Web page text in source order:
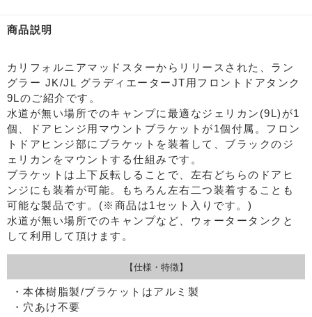
商品説明
カリフォルニアマッドスターからリリースされた、ラン
グラー JK/JL グラディエーターJT用フロントドアタンク
9Lのご紹介です。
水道が無い場所でのキャンプに最適なジェリカン(9L)が1
個、ドアヒンジ用マウントブラケットが1個付属。フロン
トドアヒンジ部にブラケットを装着して、ブラックのジ
ェリカンをマウントする仕組みです。
ブラケットは上下反転しることで、左右どちらのドアヒ
ンジにも装着が可能。もちろん左右二つ装着することも
可能な製品です。(※商品は1セット入りです。)
水道が無い場所でのキャンプなど、ウォータータンクと
して利用して頂けます。
【仕様・特徴】
・本体樹脂製/ブラケットはアルミ製
・穴あけ不要